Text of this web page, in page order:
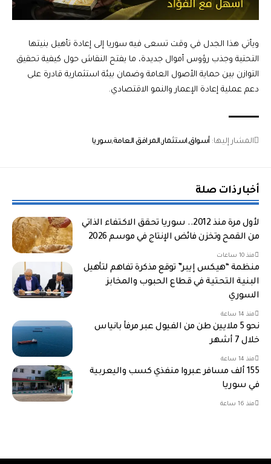
ويأتي هذا الجدل في وقت تسعى فيه سوريا إلى إعادة تأهيل بنيتها
التحتية وجذب رؤوس أموال جديدة، ما يفتح النقاش حول كيفية تحقيق
التوازن بين حماية الأصول العامة وضمان بيئة استثمارية قادرة على
دعم عملية إعادة الإعمار والنمو الاقتصادي.
المشار إليها: أسواق استثمار المرافق العامةسوريا
أخبار ذات صلة
لأول مرة منذ 2012.. سوريا تحقق الاكتفاء الذاتي
من القمح وتخزن فائض الإنتاج في موسم 2026
منذ 10 ساعات
منظمة “هيكس إيبر” توقع مذكرة تفاهم لتأهيل
البنية التحتية في قطاع الحبوب والمخابز
السوري
منذ 14 ساعة
نحو 5 ملايين طن من الفيول عبر مرفأ بانياس
خلال 7 أشهر
منذ 14 ساعة
155 ألف مسافر عبروا منفذي كسب واليعربية
في سوريا
منذ 16 ساعة